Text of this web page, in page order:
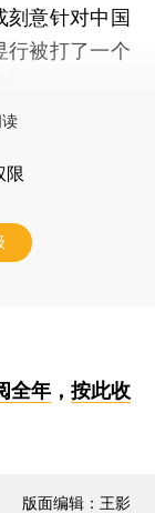
刻意针对中国
行被打了一个
限
全年， 按此收
版面编辑：王影